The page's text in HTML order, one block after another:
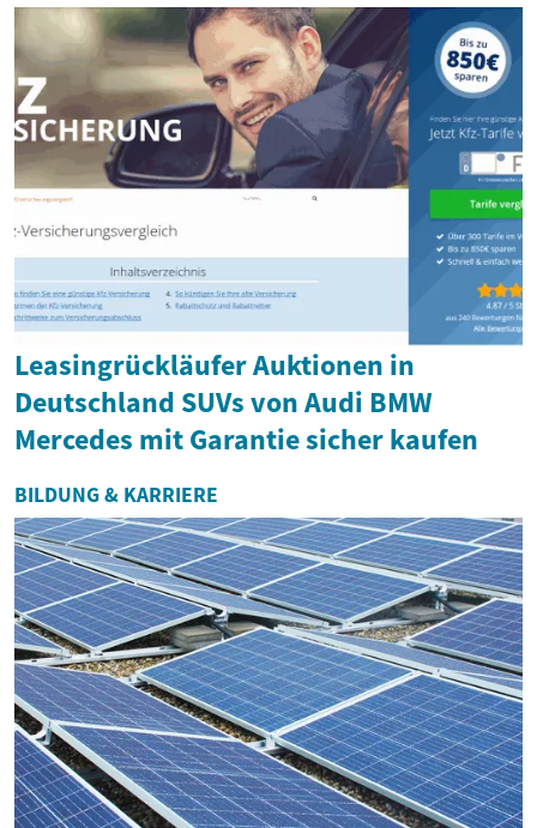
Leasingrückläufer Auktionen in
Deutschland SUVs von Audi BMW
Mercedes mit Garantie sicher kaufen
BILDUNG & KARRIERE